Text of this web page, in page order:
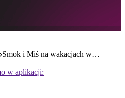
Smok i Miś na wakacjach w…
w aplikacji: